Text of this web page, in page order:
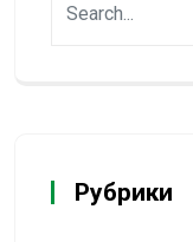
Рубрики